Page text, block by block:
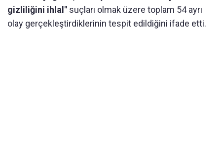
gizliliğini ihlal" suçları olmak üzere toplam 54 ayrı
olay gerçekleştirdiklerinin tespit edildiğini ifade etti.